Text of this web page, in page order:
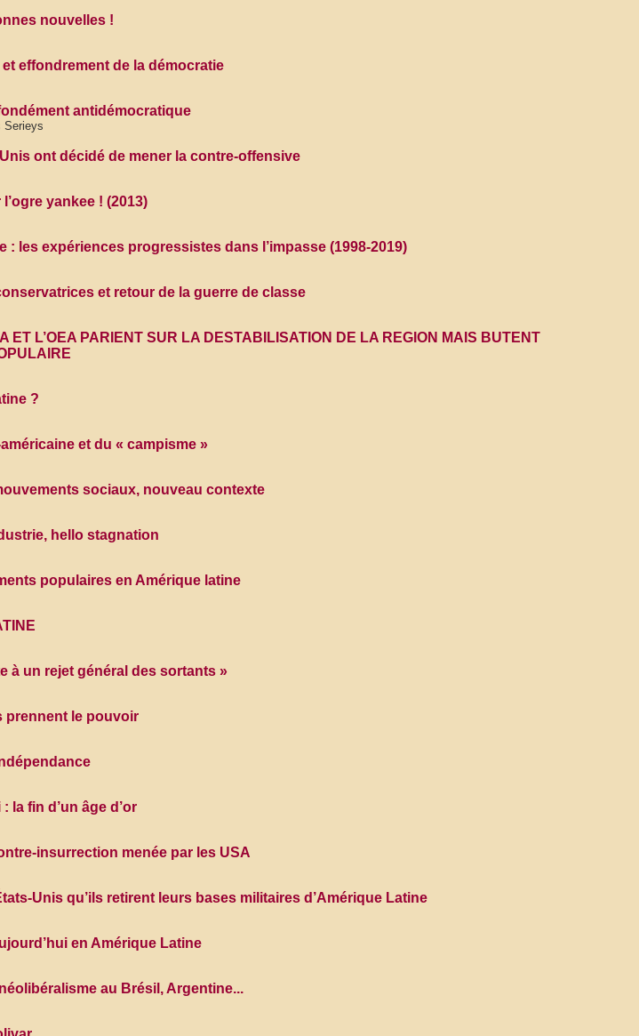
nouvelles !
effondrement de la démocratie
antidémocratique
Serieys
ont décidé de mener la contre-offensive
yankee ! (2013)
: les expériences progressistes dans l’impasse (1998-2019)
et retour de la guerre de classe
ET L’OEA PARIENT SUR LA DESTABILISATION DE LA REGION MAIS BUTENT
?
et du « campisme »
sociaux, nouveau contexte
hello stagnation
populaires en Amérique latine
à un rejet général des sortants »
prennent le pouvoir
la fin d’un âge d’or
insurrection menée par les USA
Unis qu’ils retirent leurs bases militaires d’Amérique Latine
en Amérique Latine
au Brésil, Argentine...